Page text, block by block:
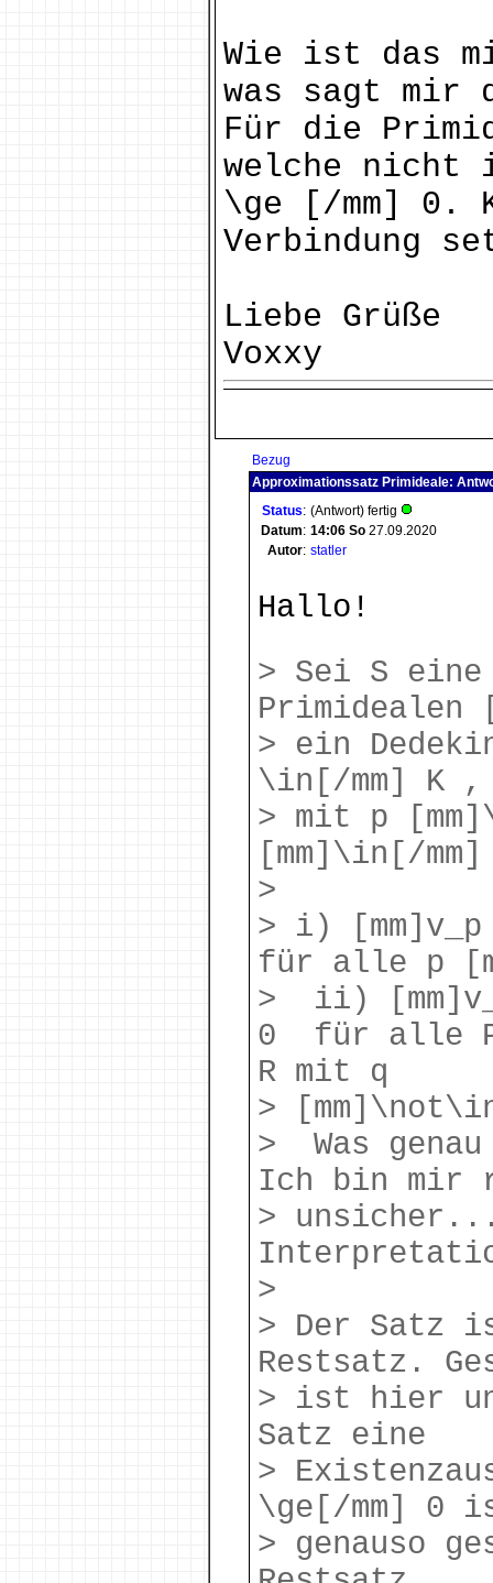
Wie ist das
was sagt mir
Für die
welche nicht
\ge [/mm] 0.
Verbindung
Liebe Grüße
Voxxy
Bezug
Approximationssatz Primideale:
Status: (Antwort) fertig
Datum: 14:06 So 27.09.2020
Autor: statler
Hallo!
> Sei S eine
Primidealen
> ein
\in[/mm] K ,
> mit p
[mm]\in[/
>
> i) [mm]v_p
für alle p
> ii)
0 für alle
R mit q
>
> Was
Ich bin mir
>
>
> Der Satz
Restsatz.
> ist hier
Satz eine
>
\ge[/mm] 0
> genauso